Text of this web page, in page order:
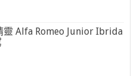
靈 Alfa Romeo Junior Ibrida